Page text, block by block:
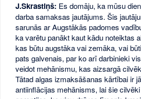
J.Skrastiņš: Es domāju, ka mūsu
darba samaksas jautājums. Šis
sarunās ar Augstākās padomes
ka varētu panākt kaut kādu noteiktas
kas būtu augstāka vai zemāka, vai
pats galvenais, par ko arī darbinieki
veidot mehānismu, kas aizsargā
Tātad algas izmaksāšanas kārtībai ir
antiinflācijas mehānisms, lai šie